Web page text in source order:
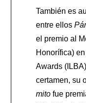
También es
entre ellos
el premio al
Honorífica)
Awards
certamen, su
mito fue